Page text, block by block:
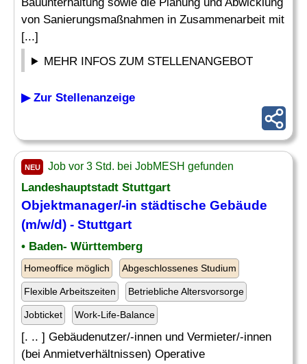
von Sanierungsmaßnahmen in Zusammenarbeit mit
[...]
MEHR INFOS ZUM STELLENANGEBOT
▶ Zur Stellenanzeige
NEU Job vor 3 Std. bei JobMESH gefunden
Landeshauptstadt Stuttgart
Objektmanager/-in städtische Gebäude
(m/w/d) - Stuttgart
• Baden- Württemberg
Homeoffice möglich Abgeschlossenes Studium
Flexible Arbeitszeiten Betriebliche Altersvorsorge
Jobticket Work-Life-Balance
[. .. ] Gebäudenutzer/-innen und Vermieter/-innen
(bei Anmietverhältnissen) Operative